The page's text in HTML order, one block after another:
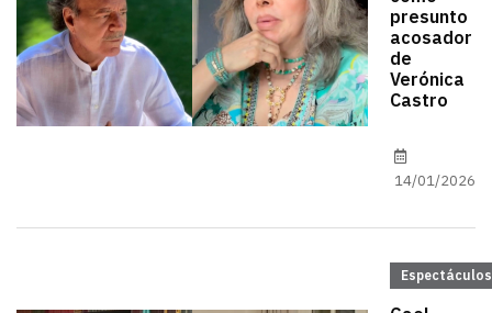
presunto
acosador
de
Verónica
Castro
14/01/2026
Espectáculos